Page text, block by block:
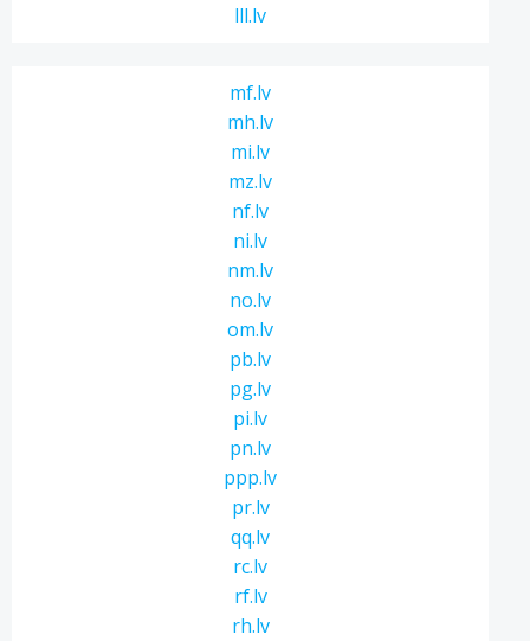
lll.lv
mf.lv
mh.lv
mi.lv
mz.lv
nf.lv
ni.lv
nm.lv
no.lv
om.lv
pb.lv
pg.lv
pi.lv
pn.lv
ppp.lv
pr.lv
qq.lv
rc.lv
rf.lv
rh.lv